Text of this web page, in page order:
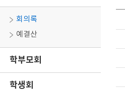
회의록
예결산
학부모회
학생회